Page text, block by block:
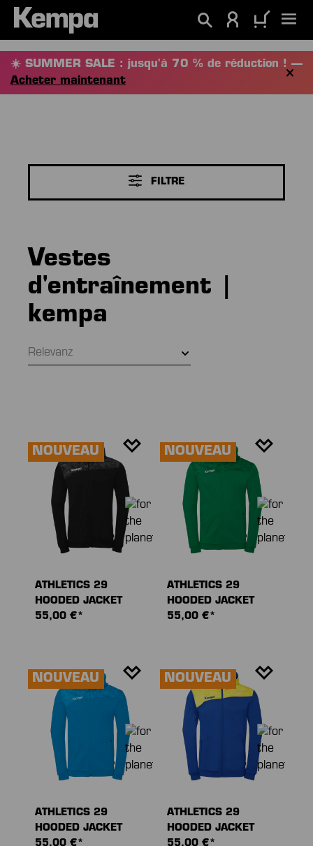
principal
☀️ SUMMER SALE : jusqu'à 70 % de réduction ! —
Acheter maintenant
FILTRE
Vestes
d'entraînement |
kempa
Relevanz
NOUVEAU
ATHLETICS 29
HOODED JACKET
55,00 €*
NOUVEAU
ATHLETICS 29
HOODED JACKET
55,00 €*
NOUVEAU
ATHLETICS 29
HOODED JACKET
55,00 €*
NOUVEAU
ATHLETICS 29
HOODED JACKET
55,00 €*